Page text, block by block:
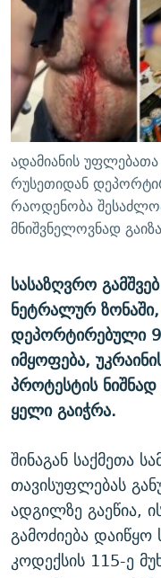
ᲛᲝᲚᲐᲞᲐᲠᲐᲙᲔ
ᲨᲘᲜ - ᲣᲪᲮᲝᲔᲗᲨᲘ
ᲚᲘᲢᲔᲠᲐᲢᲣᲠᲣᲚᲘ
ᲐᲛᲔᲠᲘᲙᲣᲚᲘ
ᲘᲛᲞᲔᲠᲘᲐ ᲓᲐ ᲠᲐᲓᲘᲝ
ᲩᲔᲛᲘ ᲡᲘᲙᲕᲓᲘᲚᲘᲡ
11 ᲬᲔᲚᲘ - 11 ᲐᲛᲑᲐᲕᲘ
ᲡᲐᲞᲐᲠᲚᲐᲛᲔᲜᲢᲝ
ᲑᲐᲕᲨᲕᲔᲑᲘ
5 ᲐᲛᲑᲐᲕᲘ - 20 ᲘᲕᲜᲘᲡᲡ
ᲐᲒᲕᲘᲡᲢᲝᲡ ᲝᲛᲘ
ПРИВЕТ ᲙᲣᲚᲢᲣᲠᲐ
ᲒᲐᲛᲝᲘᲬᲔᲠᲔ
რთე/რთ-ის
ადამიანის
რუსეთიდან
რაოდენობა
მნიშვნელოვნად
სასაზღვრო
ნეტრალურ
დეპორტირებული
იმყოფება,
პროტესტის
ყელი გაიჭრა.
შინაგან საქმეთა
თავისუფლებას
ადგილზე გაეწია,
გამოძიება
კოდექსის 115-ე